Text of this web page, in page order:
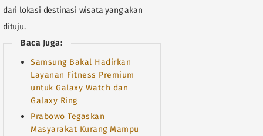
dari lokasi destinasi wisata yang akan
dituju.
Baca Juga:
Samsung Bakal Hadirkan
Layanan Fitness Premium
untuk Galaxy Watch dan
Galaxy Ring
Prabowo Tegaskan
Masyarakat Kurang Mampu